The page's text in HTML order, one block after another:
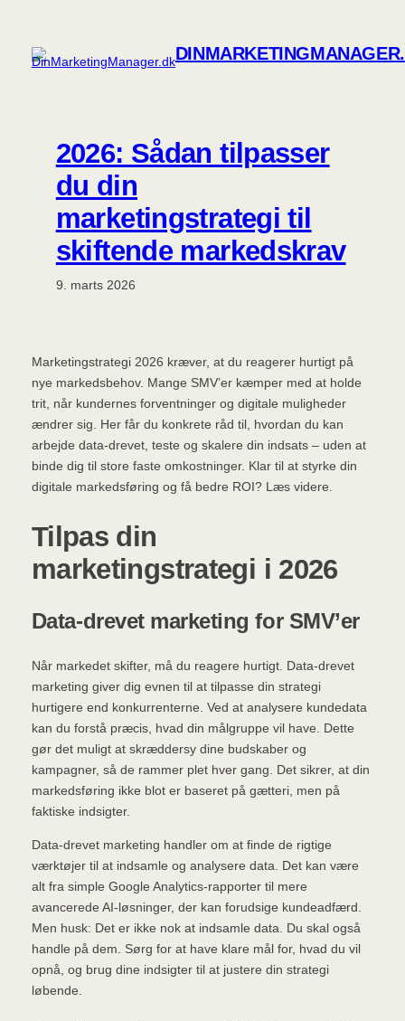
indhold
2026: Sådan tilpasser
du din
marketingstrategi til
skiftende markedskrav
9. marts 2026
Marketingstrategi 2026 kræver, at du reagerer hurtigt på
nye markedsbehov. Mange SMV’er kæmper med at holde
trit, når kundernes forventninger og digitale muligheder
ændrer sig. Her får du konkrete råd til, hvordan du kan
arbejde data-drevet, teste og skalere din indsats – uden at
binde dig til store faste omkostninger. Klar til at styrke din
digitale markedsføring og få bedre ROI? Læs videre.
Tilpas din
marketingstrategi i 2026
Data-drevet marketing for SMV’er
Når markedet skifter, må du reagere hurtigt. Data-drevet
marketing giver dig evnen til at tilpasse din strategi
hurtigere end konkurrenterne. Ved at analysere kundedata
kan du forstå præcis, hvad din målgruppe vil have. Dette
gør det muligt at skræddersy dine budskaber og
kampagner, så de rammer plet hver gang. Det sikrer, at din
markedsføring ikke blot er baseret på gætteri, men på
faktiske indsigter.
Data-drevet marketing handler om at finde de rigtige
værktøjer til at indsamle og analysere data. Det kan være
alt fra simple Google Analytics-rapporter til mere
avancerede AI-løsninger, der kan forudsige kundeadfærd.
Men husk: Det er ikke nok at indsamle data. Du skal også
handle på dem. Sørg for at have klare mål for, hvad du vil
opnå, og brug dine indsigter til at justere din strategi
løbende.